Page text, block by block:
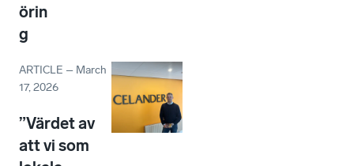
örin
g
ARTICLE – March
17, 2026
”Värdet av
att vi som